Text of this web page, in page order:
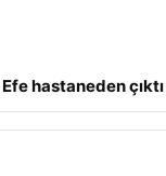
hastaneden çıktı